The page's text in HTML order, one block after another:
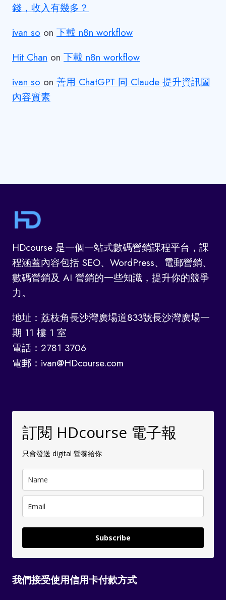
錢，收入有幾多？
ivan so on 下載 n8n workflow
Hit Chan on 下載 n8n workflow
ivan so on 善用 ChatGPT 同 Claude 提升資訊圖
內容質素
HDcourse 是一個一站式數碼營銷課程平台，課
程涵蓋內容包括 SEO、WordPress、電郵營銷、
數碼營銷及 AI 營銷的一些知識，提升你的競爭
力。
地址：荔枝角長沙灣廣場道833號長沙灣廣場一
期 11 樓 1 室
電話：2781 3706
電郵：ivan@HDcourse.com
訂閱 HDcourse 電子報
只會發送 digital 營養給你
Subscribe
我們接受使用信用卡付款方式